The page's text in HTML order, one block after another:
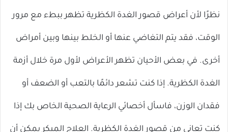
نظرًا لأن أعراض قصور الغدة الكظرية تظهر ببطء مع مرور
الوقت، فقد يتم التغاضي عنها أو الخلط بينها وبين أمراض
أخرى. في بعض الأحيان تظهر الأعراض لأول مرة خلال أزمة
الغدة الكظرية. إذا كنت تشعر دائمًا بالتعب أو الضعف أو
فقدان الوزن، فاسأل أخصائي الرعاية الصحية الخاص بك إذا
كنت تعاني من قصور الغدة الكظرية. العلاج المبكر يمكن أن